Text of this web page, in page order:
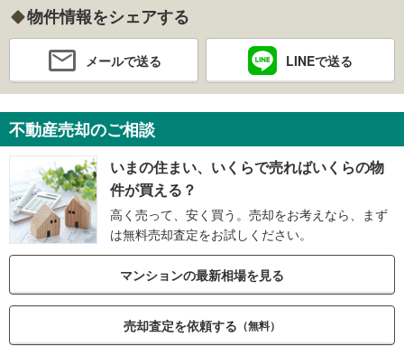
物件情報をシェアする
メールで送る LINEで送る
不動産売却のご相談
いまの住まい、いくらで売ればいくらの物
件が買える？
高く売って、安く買う。売却をお考えなら、まず
は無料売却査定をお試しください。
マンションの最新相場を見る
売却査定を依頼する （無料）